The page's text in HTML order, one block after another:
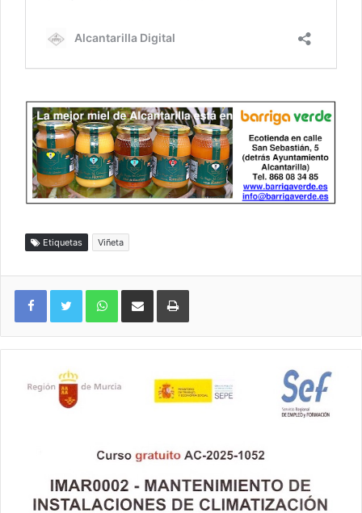
Etiquetas Viñeta
WhatsAppCompartir por correo electrónicoImprimir